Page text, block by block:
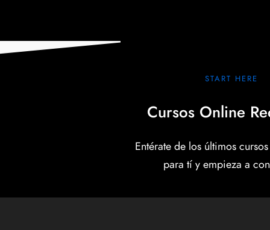
START HERE
Cursos Online
Entérate de los últimos
para tí y empieza a